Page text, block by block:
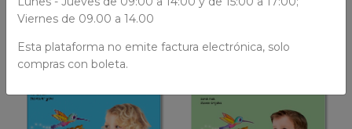
$ 14.000
Viernes de 09.00 a 14.00
Esta plataforma no emite factura electrónica, solo
compras con boleta.